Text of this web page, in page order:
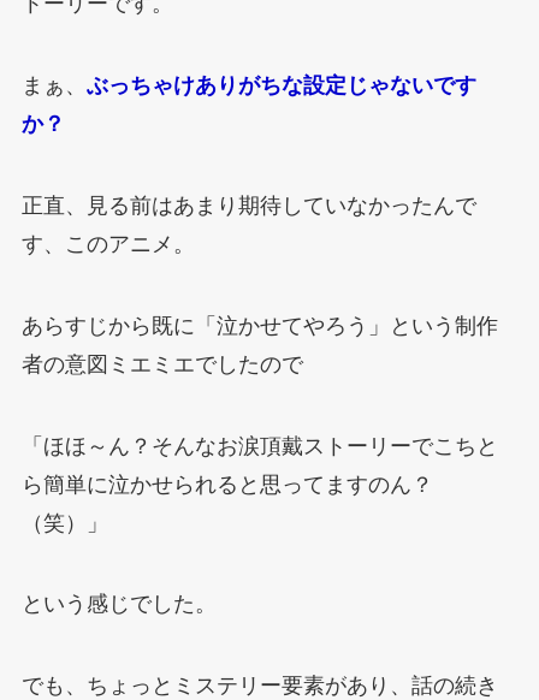
まぁ、 ぶっちゃけありがちな設定じゃないです
か？
正直、見る前はあまり期待していなかったんで
す、このアニメ。
あらすじから既に「泣かせてやろう」という制作
者の意図ミエミエでしたので
「ほほ～ん？そんなお涙頂戴ストーリーでこちと
ら簡単に泣かせられると思ってますのん？
（笑）」
という感じでした。
でも、ちょっとミステリー要素があり、話の続き